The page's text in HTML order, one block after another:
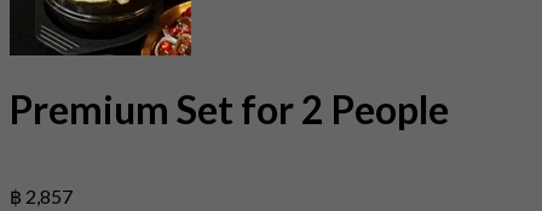
Premium Set for 2 People
฿ 2,857